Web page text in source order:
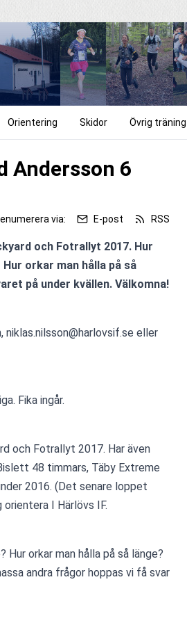
Orientering Skidor Övrig träning
Andersson 6
via: E-post RSS
och Fotrallyt 2017. Hur
orkar man hålla på så
på under kvällen. Välkomna!
Fika ingår.
48 timmars, Täby Extreme
2016. (Det senare loppet
orientera I Härlövs IF.
andra frågor hoppas vi få svar